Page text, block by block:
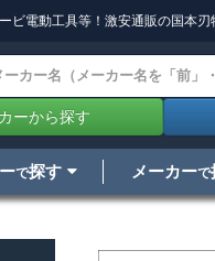
ビ電動工具等！激安通販の国本刃
ーから探す
で探す メーカーで